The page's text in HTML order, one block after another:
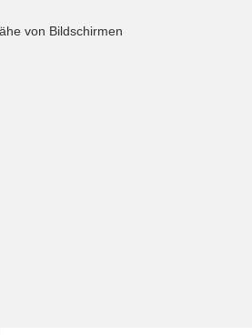
von Bildschirmen